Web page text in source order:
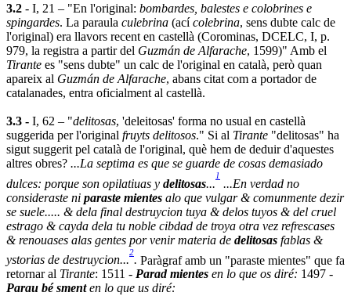
3.2 - I, 21 – "En l'original: bombardes, balestes e colobrines e
spingardes. La paraula culebrina (acícolebrina, sens dubte calc de
l'original) era llavors recent en castellà (Corominas, DCELC, I, p.
979, la registra a partir del Guzmán de Alfarache, 1599)" Amb el
Tirante es "sens dubte" un calc de l'original en català, però quan
apareix al Guzmán de Alfarache, abans citat com a portador de
catalanades, entra oficialment al castellà.
3.3 - I, 62 – "delitosas, 'deleitosas' forma no usual en castellà
suggerida per l'original fruyts delitosos." Si al Tirante "delitosas" ha
sigut suggerit pel català de l'original, què hem de deduir d'aquestes
altres obres? ...La septima es que se guarde de cosas demasiado
dulces: porque son opilatiuas y delitosas...
1
...En verdad no
consideraste ni paraste mientes alo que vulgar & comunmente dezir
se suele..... & dela final destruycion tuya & delos tuyos & del cruel
estrago & cayda dela tu noble cibdad de troya otra vez refrescases
& renouases alas gentes por venir materia de delitosas fablas &
ystorias de destruycion...
2
. Paràgraf amb un "paraste mientes" que fa
retornar al Tirante: 1511 - Parad mientes en lo que os diré: 1497 -
Parau bé smenten lo que us diré: